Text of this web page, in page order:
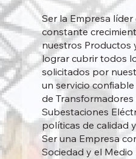
Ser la Empresa
constante
nuestros Productos
lograr cubrir todos
solicitados por
un servicio
de Transformadores
Subestaciones
políticas de calidad
Ser una Empresa
Sociedad y el